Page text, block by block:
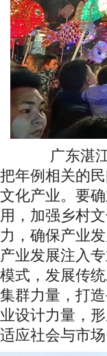
广东湛
把年例相关的
文化产业。要
用，加强乡村
力，确保产业
产业发展注入
模式，发展传
集群力量，打
业设计力量，
适应社会与市